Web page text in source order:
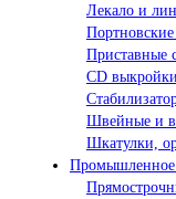
Лекало и
Приставные
СD
Швейные и
Шкатулки,
Промышленное